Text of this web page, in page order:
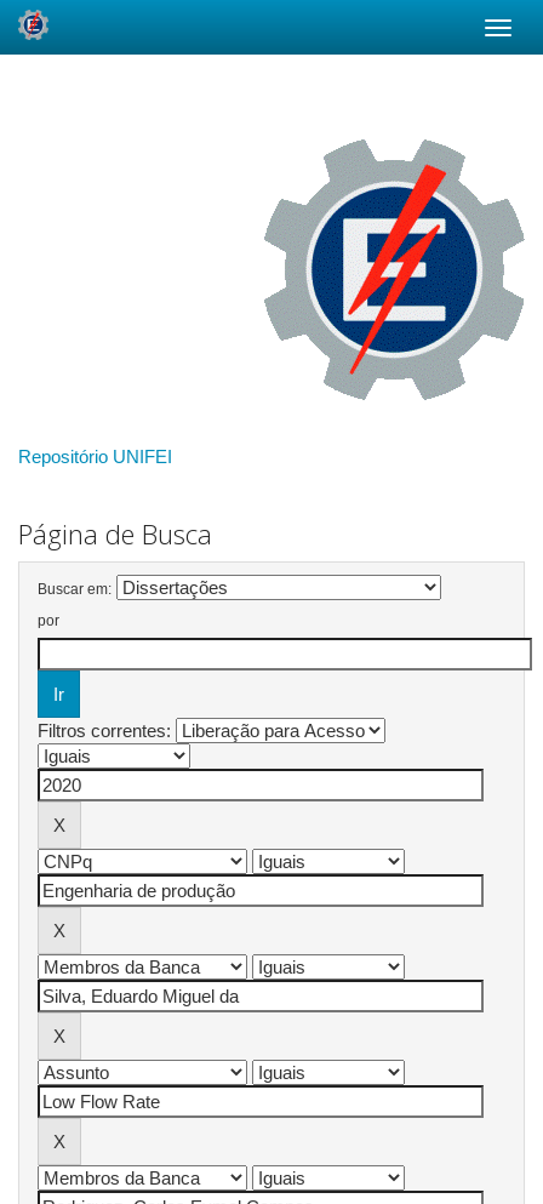
Repositório UNIFEI
Página de Busca
Buscar em:
por
Filtros correntes: